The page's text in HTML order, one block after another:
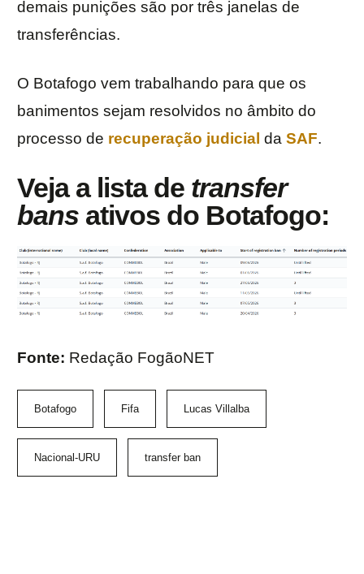
demais punições são por três janelas de
transferências.
O Botafogo vem trabalhando para que os
banimentos sejam resolvidos no âmbito do
processo de recuperação judicial da SAF.
Veja a lista de transfer
bans ativos do Botafogo:
Fonte: Redação FogãoNET
Botafogo Fifa Lucas Villalba
Nacional-URU transfer ban